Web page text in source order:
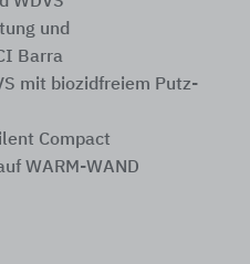
und
Barra
mit biozidfreiem Putz-
Compact
WARM-WAND